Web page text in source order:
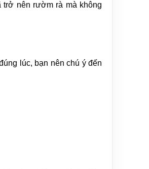
trở nên rườm rà mà không
lúc, bạn nên chú ý đến